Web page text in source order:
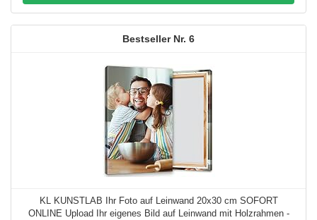
6
KL KUNSTLAB Ihr Foto auf Leinwand 20x30 cm SOFORT
ONLINE Upload Ihr eigenes Bild auf Leinwand mit Holzrahmen -